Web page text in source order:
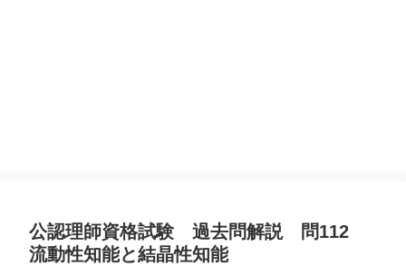
公認理師資格試験 過去問解説 問112
流動性知能と結晶性知能